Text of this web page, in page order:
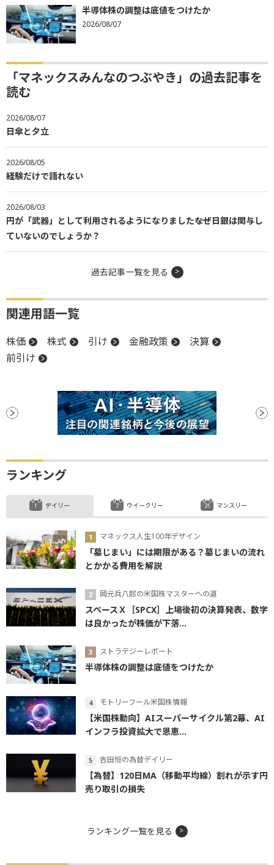
半導体株の調整は底値をつけたか
2026/08/07
「マネックスみんなのつぶやき」の過去記事を
読む
2026/08/07
日傘と夕立
2026/08/05
経験だけで語れない
2026/08/03
円が「武器」として利用されるようになりました――なぜ日銀は関与し
ていないのでしょうか？
過去記事一覧を見る
関連用語一覧
株価 株式 引け 金融政策
決算
前引け
ランキング
デイリー
マネックス人生100年デザイン
「墓じまい」には期限がある？墓じまいの流れ
とかかる費用を解説
岡元兵八郎の米国株マスターへの道
スペースＸ［SPCX］上場後初の決算発表、数字
は良かったが株価が下落...
ストラテジーレポート
半導体株の調整は底値をつけたか
モトリーフール米国株情報
【米国株動向】AIスーパーサイクル第2幕、AI
インフラ投資拡大で恩恵...
吉田恒の為替デイリー
【為替】120日MA（移動平均線）割れが示す円
売り取引の損失
ウイークリー マンスリー
ランキング一覧を見る